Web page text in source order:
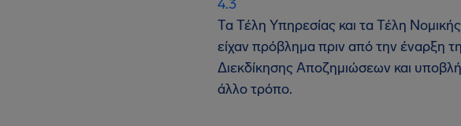
Τα Τέλη Υπηρεσίας και τα Τέλη
είχαν πρόβλημα πριν από την έναρξη
Διεκδίκησης Αποζημιώσεων και
άλλο τρόπο.